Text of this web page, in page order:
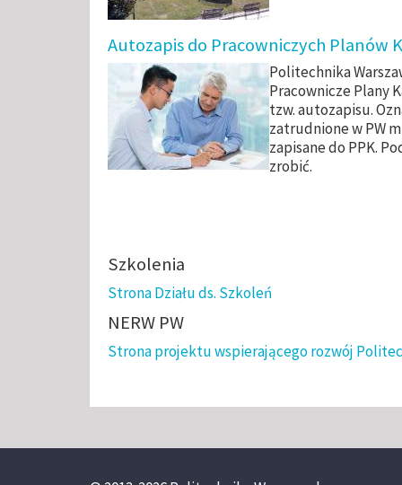
Autozapis do Pracowniczych Planów
Politechnika
Pracownicze Plany
tzw. autozapisu.
zatrudnione w PW
zapisane do PPK.
zrobić.
Szkolenia
Strona Działu ds. Szkoleń
NERW PW
Strona projektu wspierającego rozwój